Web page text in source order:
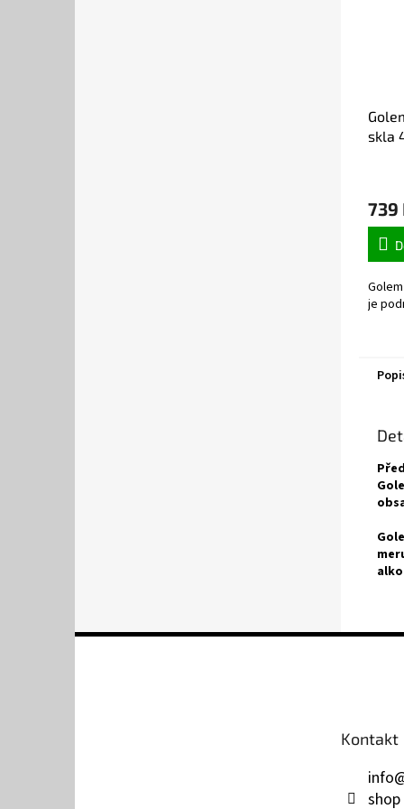
skla
739
je
Kontakt
info
shop